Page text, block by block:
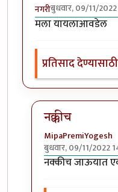
नगरीबुधवार, 09/11/2022
मला यायलाआवडेल
प्रतिसाद देण्यासाठी
नक्कीच
MipaPremiYogesh
बुधवार, 09/11/2022
In reply toमस्त
नक्कीच जाऊयात